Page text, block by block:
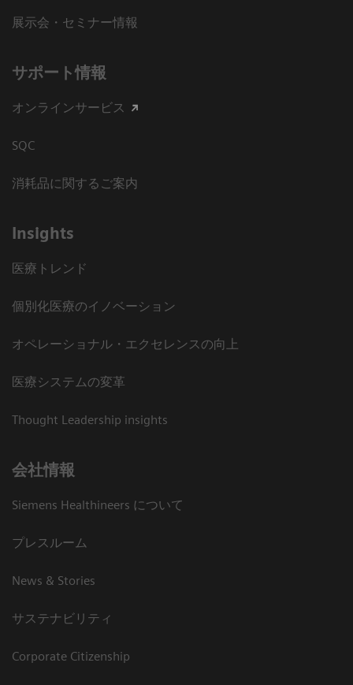
展示会・セミナー情報
サポート情報
オンラインサービス
SQC
消耗品に関するご案内
Insights
医療トレンド
個別化医療のイノベーション
オペレーショナル・エクセレンスの向上
医療システムの変革
Thought Leadership insights
会社情報
Siemens Healthineers について
プレスルーム
News & Stories
サステナビリティ
Corporate Citizenship